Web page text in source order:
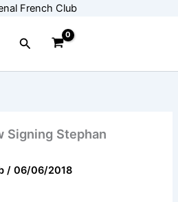
Rechercher
Signing Stephan
/06/06/2018